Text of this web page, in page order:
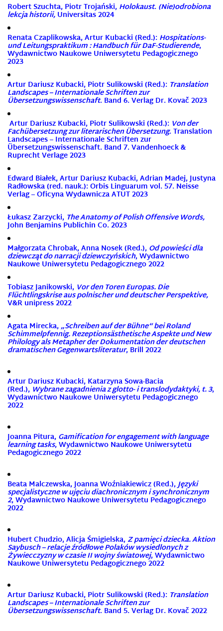
Robert Szuchta, Piotr Trojański, Holokaust. (Nie)odrobiona
lekcja historii, Universitas 2024
Renata Czaplikowska, Artur Kubacki (Red.): Hospitations-
und Leitungspraktikum : Handbuch für DaF-Studierende,
Wydawnictwo Naukowe Uniwersytetu Pedagogicznego
2023
Artur Dariusz Kubacki, Piotr Sulikowski (Red.): Translation
Landscapes – Internationale Schriften zur
Übersetzungswissenschaft. Band 6. Verlag Dr. Kovač 2023
Artur Dariusz Kubacki, Piotr Sulikowski (Red.): Von der
Fachübersetzung zur literarischen Übersetzung. Translation
Landscapes – Internationale Schriften zur
Übersetzungswissenschaft. Band 7. Vandenhoeck &
Ruprecht Verlage 2023
Edward Białek, Artur Dariusz Kubacki, Adrian Madej, Justyna
Radłowska (red. nauk.): Orbis Linguarum vol. 57. Neisse
Verlag – Oficyna Wydawnicza ATUT 2023
Łukasz Zarzycki, The Anatomy of Polish Offensive Words,
John Benjamins Publichin Co. 2023
Małgorzata Chrobak, Anna Nosek (Red.), Od powieści dla
dziewcząt do narracji dziewczyńskich, Wydawnictwo
Naukowe Uniwersytetu Pedagogicznego 2022
Tobiasz Janikowski, Vor den Toren Europas. Die
Flüchtlingskrise aus polnischer und deutscher Perspektive,
V&R unipress 2022
Agata Mirecka,„Schreiben auf der Bühne“ bei Roland
Schimmelpfennig. Rezeptionsästhetische Aspekte und New
Philology als Metapher der Dokumentation der deutschen
dramatischen Gegenwartsliteratur, Brill 2022
Artur Dariusz Kubacki, Katarzyna Sowa-Bacia
(Red.), Wybrane zagadnienia z glotto- i translodydaktyki, t. 3,
Wydawnictwo Naukowe Uniwersytetu Pedagogicznego
2022
Joanna Pitura, Gamification for engagement with language
learning tasks, Wydawnictwo Naukowe Uniwersytetu
Pedagogicznego 2022
Beata Malczewska, Joanna Woźniakiewicz (Red.),Języki
specjalistyczne w ujęciu diachronicznym i synchronicznym
2, Wydawnictwo Naukowe Uniwersytetu Pedagogicznego
2022
Hubert Chudzio, Alicja Śmigielska, Z pamięci dziecka. Aktion
Saybusch – relacje źródłowe Polaków wysiedlonych z
Żywiecczyzny w czasie II wojny światowej, Wydawnictwo
Naukowe Uniwersytetu Pedagogicznego 2022
Artur Dariusz Kubacki, Piotr Sulikowski (Red.): Translation
Landscapes – Internationale Schriften zur
Übersetzungswissenschaft. Band 5. Verlag Dr. Kovač 2022